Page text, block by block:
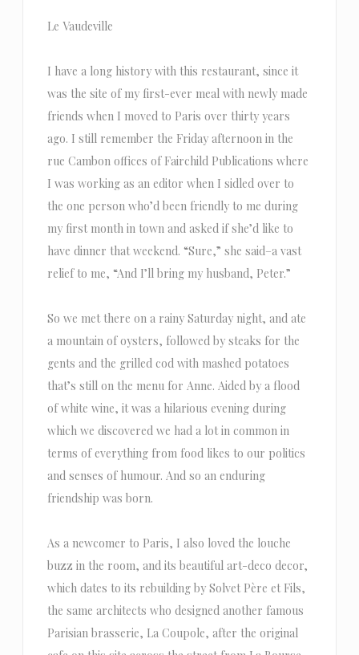
Le Vaudeville
I have a long history with this restaurant, since it
was the site of my first-ever meal with newly made
friends when I moved to Paris over thirty years
ago. I still remember the Friday afternoon in the
rue Cambon offices of Fairchild Publications where
I was working as an editor when I sidled over to
the one person who’d been friendly to me during
my first month in town and asked if she’d like to
have dinner that weekend. “Sure,” she said–a vast
relief to me, “And I’ll bring my husband, Peter.”
So we met there on a rainy Saturday night, and ate
a mountain of oysters, followed by steaks for the
gents and the grilled cod with mashed potatoes
that’s still on the menu for Anne. Aided by a flood
of white wine, it was a hilarious evening during
which we discovered we had a lot in common in
terms of everything from food likes to our politics
and senses of humour. And so an enduring
friendship was born.
As a newcomer to Paris, I also loved the louche
buzz in the room, and its beautiful art-deco decor,
which dates to its rebuilding by Solvet Père et Fils,
the same architects who designed another famous
Parisian brasserie, La Coupole, after the original